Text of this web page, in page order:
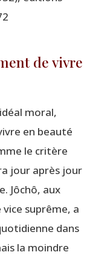
de vivre
moral,
en beau­té
le cri­tère
jour après jour
Jôchô, aux
vice suprême, a
dans
la moindre